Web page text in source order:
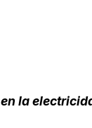
la